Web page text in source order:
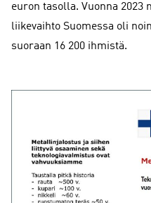
euron tasolla. Vuonna
liikevaihto Suomessa oli
suoraan 16 200 ihmistä.